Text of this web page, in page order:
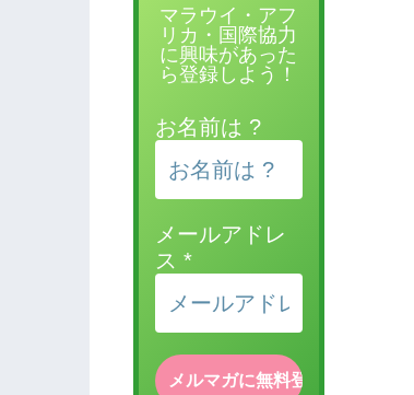
マラウイ・アフ
リカ・国際協力
に興味があった
ら登録しよう！
お名前は ?
メールアドレ
ス *